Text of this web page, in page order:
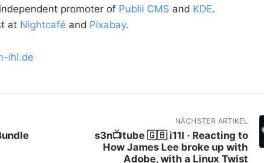
promoter of Publii CMS and KDE.
at Nightcafé and Pixabay.
ihl.de
NÄCHSTER ARTIKEL
s3n📺tube 🇬🇧 i11l · Reacting to
How James Lee broke up with
Adobe, with a Linux Twist